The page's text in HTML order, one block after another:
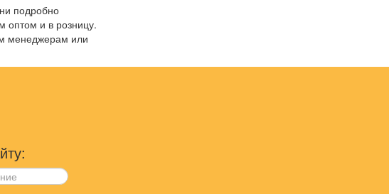
подробно
оптом и в розницу.
менеджерам или